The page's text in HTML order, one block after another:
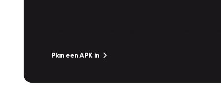
Plan een APK in